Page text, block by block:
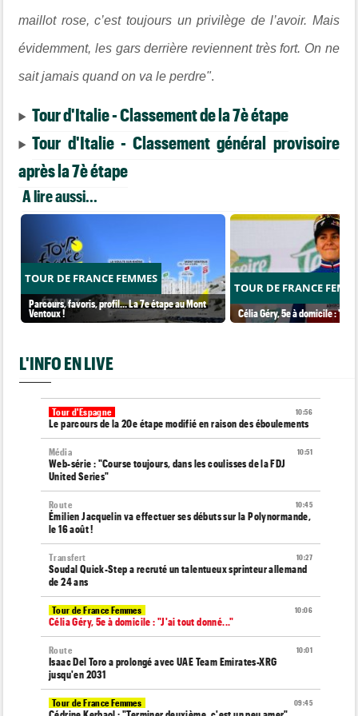
maillot rose, c’est toujours un privilège de l’avoir. Mais
évidemment, les gars derrière reviennent très fort. On ne
sait jamais quand on va le perdre".
Tour d'Italie - Classement de la 7è étape
Tour d'Italie - Classement général provisoire
après la 7è étape
A lire aussi...
TOUR DE FRANCE FEMMES
Parcours, favoris, profil… La 7e étape au Mont
Ventoux !
TOUR DE FRANCE
Célia Géry, 5e à domicile :
L'INFO EN LIVE
10:56
Tour d'Espagne
Le parcours de la 20e étape modifié en raison des éboulements
10:51
Média
Web-série : "Course toujours, dans les coulisses de la FDJ
United Series"
10:45
Route
Émilien Jacquelin va effectuer ses débuts sur la Polynormande,
le 16 août !
10:27
Transfert
Soudal Quick-Step a recruté un talentueux sprinteur allemand
de 24 ans
10:06
Tour de France Femmes
Célia Géry, 5e à domicile : "J'ai tout donné..."
10:01
Route
Isaac Del Toro a prolongé avec UAE Team Emirates-XRG
jusqu'en 2031
09:45
Tour de France Femmes